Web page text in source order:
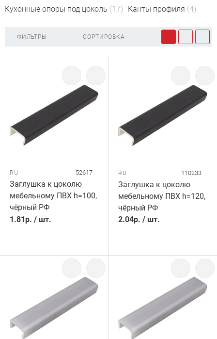
Кухонные опоры под цоколь (17) Канты профиля (4)
ФИЛЬТРЫ СОРТИРОВКА
RU 52617
Заглушка к цоколю
мебельному ПВХ h=100,
чёрный РФ
1.81р. / шт.
RU 110233
Заглушка к цоколю
мебельному ПВХ h=120,
чёрный РФ
2.04р. / шт.